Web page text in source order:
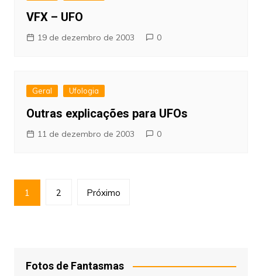
VFX – UFO
19 de dezembro de 2003 0
Geral Ufologia
Outras explicações para UFOs
11 de dezembro de 2003 0
Paginação
de
1 2 Próximo
Fotos de Fantasmas